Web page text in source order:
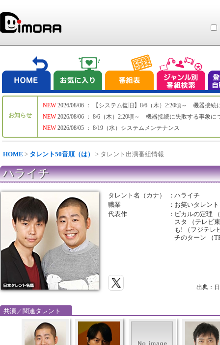
お知らせ
NEW
NEW
NEW
2026/08/06 ： 【システム復旧】8/6（木）2:20頃～ 機器接続
2026/08/06 ： 8/6（木）2:20頃～ 機器接続に失敗する事象に
2026/08/05 ： 8/19（水）システムメンテナンス
HOME > タレント50音順（は） > タレント出演番組情報
ハライチ
タレント名（カナ） ：ハライチ
職業
： お笑いタレン
代表作
： ピカルの定理
スタ （テレビ
も! （フジテレ
チのターン （
出典：
共演／関連タレント